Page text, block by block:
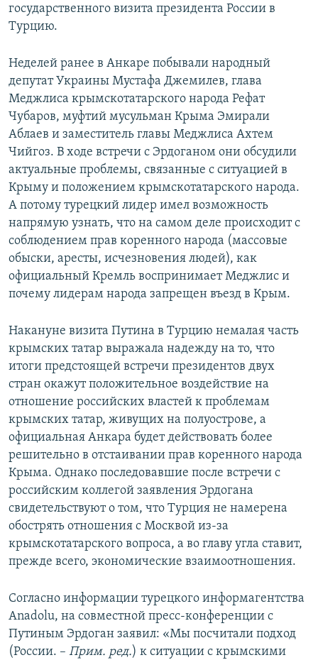
государственного визита президента России в
Турцию.
Неделей ранее в Анкаре побывали народный
депутат Украины Мустафа Джемилев, глава
Меджлиса крымскотатарского народа Рефат
Чубаров, муфтий мусульман Крыма Эмирали
Аблаев и заместитель главы Меджлиса Ахтем
Чийгоз. В ходе встречи с Эрдоганом они обсудили
актуальные проблемы, связанные с ситуацией в
Крыму и положением крымскотатарского народа.
А потому турецкий лидер имел возможность
напрямую узнать, что на самом деле происходит с
соблюдением прав коренного народа (массовые
обыски, аресты, исчезновения людей), как
официальный Кремль воспринимает Меджлис и
почему лидерам народа запрещен въезд в Крым.
Накануне визита Путина в Турцию немалая часть
крымских татар выражала надежду на то, что
итоги предстоящей встречи президентов двух
стран окажут положительное воздействие на
отношение российских властей к проблемам
крымских татар, живущих на полуострове, а
официальная Анкара будет действовать более
решительно в отстаивании прав коренного народа
Крыма. Однако последовавшие после встречи с
российским коллегой заявления Эрдогана
свидетельствуют о том, что Турция не намерена
обострять отношения с Москвой из-за
крымскотатарского вопроса, а во главу угла ставит,
прежде всего, экономические взаимоотношения.
Согласно информации турецкого информагентства
Anadolu, на совместной пресс-конференции с
Путиным Эрдоган заявил: «Мы посчитали подход
(России. – Прим. ред.) к ситуации с крымскими